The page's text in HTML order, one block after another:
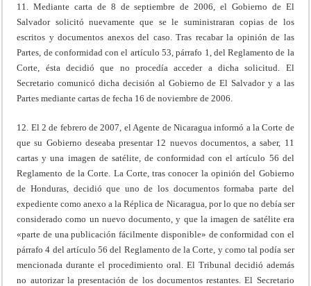
11. Mediante carta de 8 de septiembre de 2006, el Gobierno de El
Salvador solicitó nuevamente que se le suministraran copias de los
escritos y documentos anexos del caso. Tras recabar la opinión de las
Partes, de conformidad con el artículo 53, párrafo 1, del Reglamento de la
Corte, ésta decidió que no procedía acceder a dicha solicitud. El
Secretario comunicó dicha decisión al Gobierno de El Salvador y a las
Partes mediante cartas de fecha 16 de noviembre de 2006.
12. El 2 de febrero de 2007, el Agente de Nicaragua informó a la Corte de
que su Gobierno deseaba presentar 12 nuevos documentos, a saber, 11
cartas y una imagen de satélite, de conformidad con el artículo 56 del
Reglamento de la Corte. La Corte, tras conocer la opinión del Gobierno
de Honduras, decidió que uno de los documentos formaba parte del
expediente como anexo a la Réplica de Nicaragua, por lo que no debía ser
considerado como un nuevo documento, y que la imagen de satélite era
«parte de una publicación fácilmente disponible» de conformidad con el
párrafo 4 del artículo 56 del Reglamento de la Corte, y como tal podía ser
mencionada durante el procedimiento oral. El Tribunal decidió además
no autorizar la presentación de los documentos restantes. El Secretario